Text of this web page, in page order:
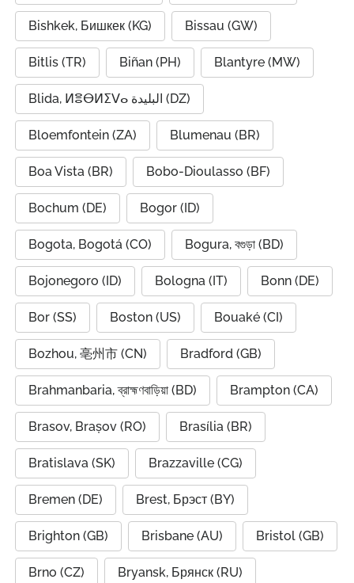
Bishkek, Бишкек (KG) Bissau (GW)
Bitlis (TR) Biñan (PH) Blantyre (MW)
Blida, ⵍⴻⴱⵍⵉⴸⴰ البليدة (DZ)
Bloemfontein (ZA) Blumenau (BR)
Boa Vista (BR) Bobo-Dioulasso (BF)
Bochum (DE) Bogor (ID)
Bogota, Bogotá (CO) Bogura, বগুড়া (BD)
Bojonegoro (ID) Bologna (IT) Bonn (DE)
Bor (SS) Boston (US) Bouaké (CI)
Bozhou, 亳州市 (CN) Bradford (GB)
Brahmanbaria, ব্রাহ্মণবাড়িয়া (BD) Brampton (CA)
Brasov, Brașov (RO) Brasília (BR)
Bratislava (SK) Brazzaville (CG)
Bremen (DE) Brest, Брэст (BY)
Brighton (GB) Brisbane (AU) Bristol (GB)
Brno (CZ) Bryansk, Брянск (RU)